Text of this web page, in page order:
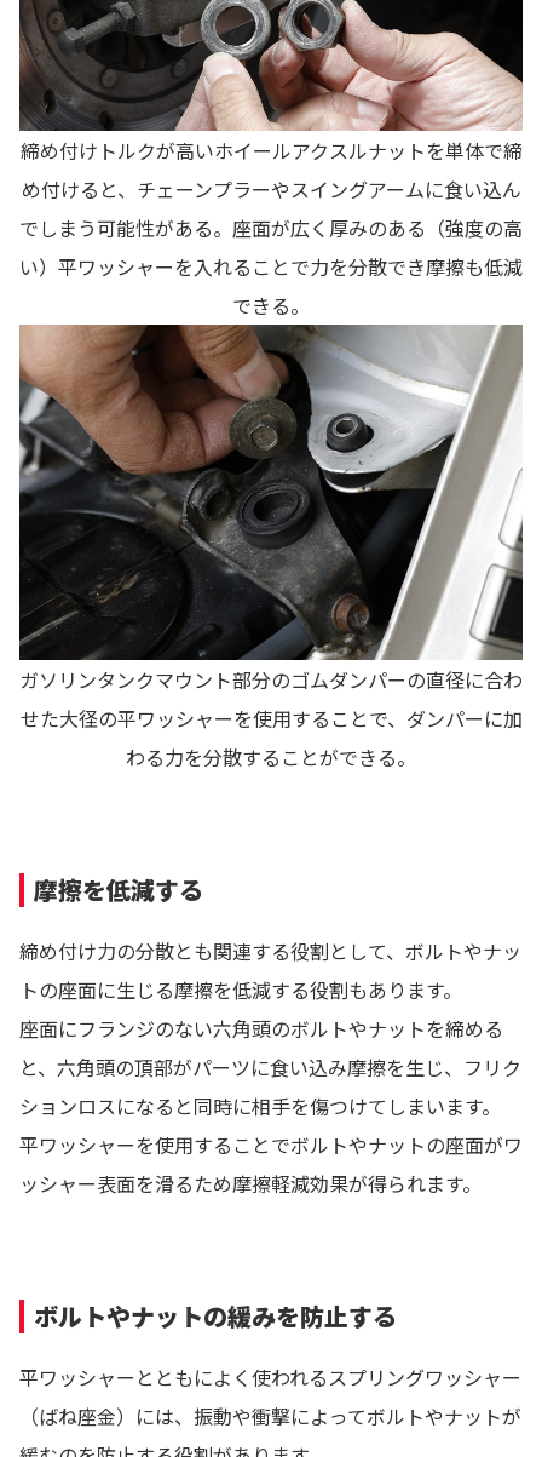
締め付けトルクが高いホイールアクスルナットを単体で締
め付けると、チェーンプラーやスイングアームに食い込ん
でしまう可能性がある。座面が広く厚みのある（強度の高
い）平ワッシャーを入れることで力を分散でき摩擦も低減
できる。
ガソリンタンクマウント部分のゴムダンパーの直径に合わ
せた大径の平ワッシャーを使用することで、ダンパーに加
わる力を分散することができる。
摩擦を低減する
締め付け力の分散とも関連する役割として、ボルトやナッ
トの座面に生じる摩擦を低減する役割もあります。
座面にフランジのない六角頭のボルトやナットを締める
と、六角頭の頂部がパーツに食い込み摩擦を生じ、フリク
ションロスになると同時に相手を傷つけてしまいます。
平ワッシャーを使用することでボルトやナットの座面がワ
ッシャー表面を滑るため摩擦軽減効果が得られます。
ボルトやナットの緩みを防止する
平ワッシャーとともによく使われるスプリングワッシャー
（ばね座金）には、振動や衝撃によってボルトやナットが